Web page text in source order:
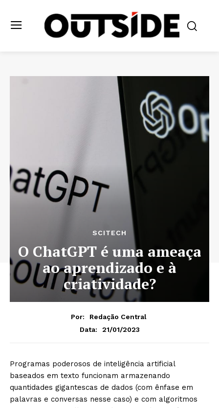
SCITECH
O ChatGPT é uma ameaça
ao aprendizado e à
criatividade?
Por:
Redação Central
Data:
21/01/2023
Programas poderosos de inteligência artificial
baseados em texto funcionam armazenando
quantidades gigantescas de dados (com ênfase em
palavras e conversas nesse caso) e com algoritmos